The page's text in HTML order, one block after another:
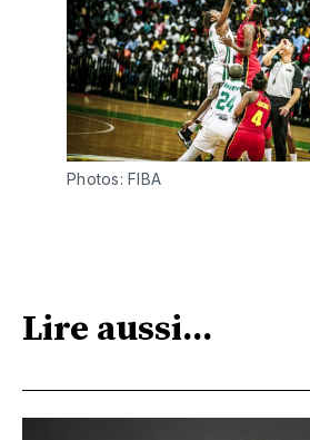
Photos: FIBA
Lire aussi...